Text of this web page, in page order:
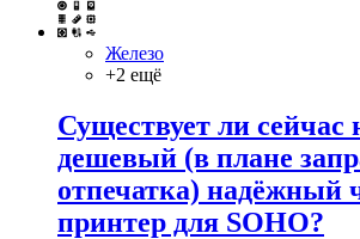
Железо
+2 ещё
Существует ли сейчас
дешевый (в плане
отпечатка) надёжный
принтер для SOHO?